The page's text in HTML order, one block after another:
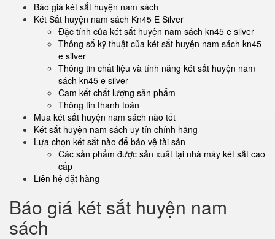
Báo giá két sắt huyện nam sách
Két Sắt huyện nam sách Kn45 E Silver
Đặc tính của két sắt huyện nam sách kn45 e silver
Thông số kỹ thuật của két sắt huyện nam sách kn45
e silver
Thông tin chất liệu và tính năng két sắt huyện nam
sách kn45 e silver
Cam kết chất lượng sản phẩm
Thông tin thanh toán
Mua két sắt huyện nam sách nào tốt
Két sắt huyện nam sách uy tín chính hãng
Lựa chọn két sắt nào để bảo vệ tài sản
Các sản phẩm được sản xuất tại nhà máy két sắt cao
cấp
Liên hệ đặt hàng
Báo giá két sắt huyện nam
sách